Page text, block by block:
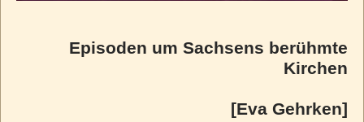
Episoden um Sachsens berühmte
Kirchen
[Eva Gehrken]